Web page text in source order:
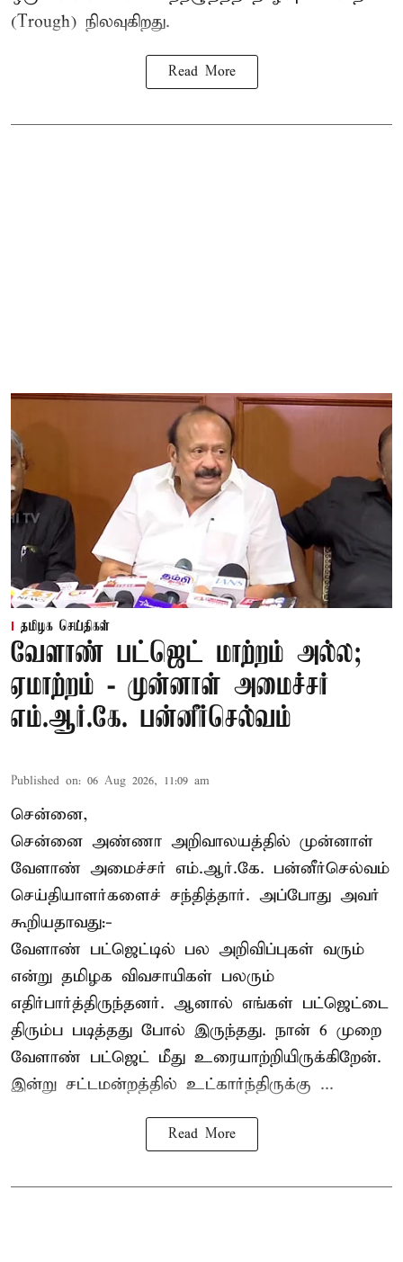
(Trough) நிலவுகிறது.
Read More
தமிழக செய்திகள்
வேளாண் பட்ஜெட் மாற்றம் அல்ல;
ஏமாற்றம் - முன்னாள் அமைச்சர்
எம்.ஆர்.கே. பன்னீர்செல்வம்
Published on: 06 Aug 2026, 11:09 am
சென்னை,
சென்னை அண்ணா அறிவாலயத்தில் முன்னாள்
வேளாண் அமைச்சர் எம்.ஆர்.கே. பன்னீர்செல்வம்
செய்தியாளர்களைச் சந்தித்தார். அப்போது அவர்
கூறியதாவது:-
வேளாண் பட்ஜெட்டில் பல அறிவிப்புகள் வரும்
என்று தமிழக விவசாயிகள் பலரும்
எதிர்பார்த்திருந்தனர். ஆனால் எங்கள் பட்ஜெட்டை
திரும்ப படித்தது போல் இருந்தது. நான் 6 முறை
வேளாண் பட்ஜெட் மீது உரையாற்றியிருக்கிறேன்.
இன்று சட்டமன்றத்தில் உட்கார்ந்திருக்கு ...
Read More